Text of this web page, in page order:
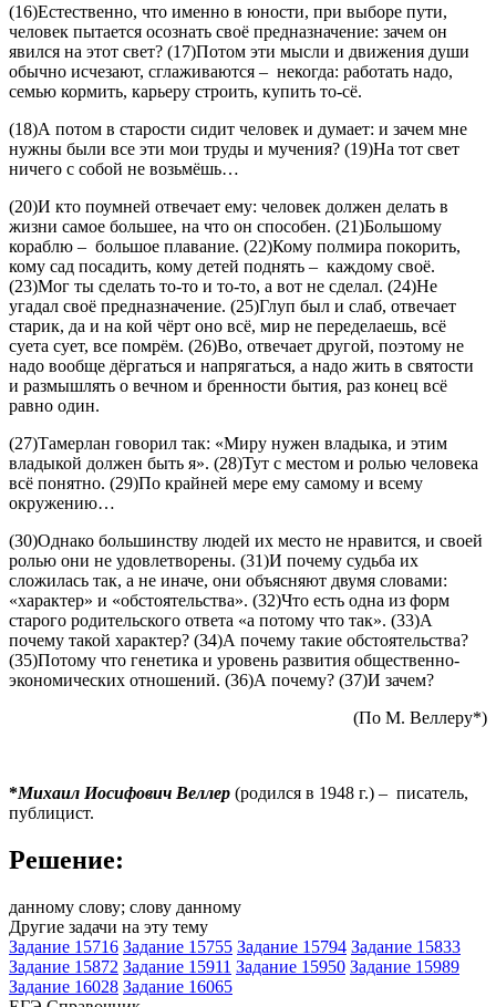
(16)Естественно, что именно в юности, при выборе пути,
человек пытается осознать своё предназначение: зачем он
явился на этот свет? (17)Потом эти мысли и движения души
обычно исчезают, сглаживаются – некогда: работать надо,
семью кормить, карьеру строить, купить то-сё.
(18)А потом в старости сидит человек и думает: и зачем мне
нужны были все эти мои труды и мучения? (19)На тот свет
ничего с собой не возьмёшь…
(20)И кто поумней отвечает ему: человек должен делать в
жизни самое большее, на что он способен. (21)Большому
кораблю – большое плавание. (22)Кому полмира покорить,
кому сад посадить, кому детей поднять – каждому своё.
(23)Мог ты сделать то-то и то-то, а вот не сделал. (24)Не
угадал своё предназначение. (25)Глуп был и слаб, отвечает
старик, да и на кой чёрт оно всё, мир не переделаешь, всё
суета сует, все помрём. (26)Во, отвечает другой, поэтому не
надо вообще дёргаться и напрягаться, а надо жить в святости
и размышлять о вечном и бренности бытия, раз конец всё
равно один.
(27)Тамерлан говорил так: «Миру нужен владыка, и этим
владыкой должен быть я». (28)Тут с местом и ролью человека
всё понятно. (29)По крайней мере ему самому и всему
окружению…
(30)Однако большинству людей их место не нравится, и своей
ролью они не удовлетворены. (31)И почему судьба их
сложилась так, а не иначе, они объясняют двумя словами:
«характер» и «обстоятельства». (32)Что есть одна из форм
старого родительского ответа «а потому что так». (33)А
почему такой характер? (34)А почему такие обстоятельства?
(35)Потому что генетика и уровень развития общественно-
экономических отношений. (36)А почему? (37)И зачем?
(По М. Веллеру*)
*Михаил Иосифович Веллер (родился в 1948 г.) – писатель,
публицист.
Решение:
данному слову; слову данному
Другие задачи на эту тему
Задание 15716 Задание 15755 Задание 15794 Задание 15833
Задание 15872 Задание 15911 Задание 15950 Задание 15989
Задание 16028 Задание 16065